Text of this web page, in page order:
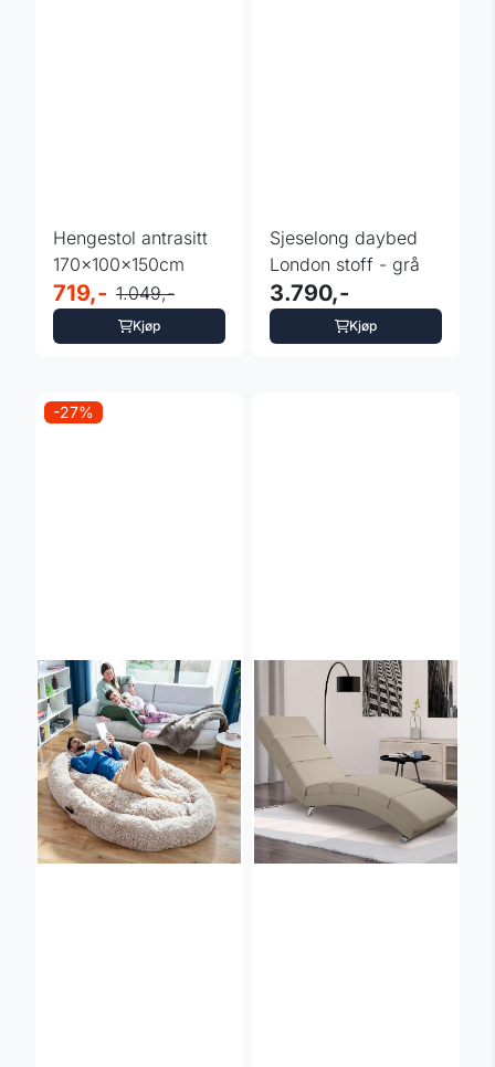
Hengestol antrasitt
170x100x150cm
719,- 1.049,-
Kjøp
Sjeselong daybed
London stoff - grå
3.790,-
Kjøp
-27%